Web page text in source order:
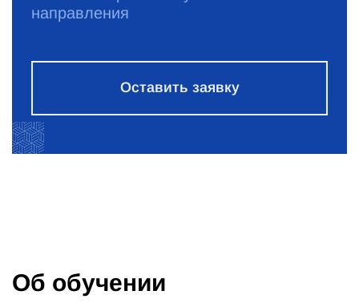
направления
Оставить заявку
Об обучении